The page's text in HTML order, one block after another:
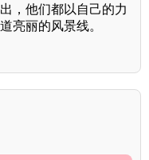
，他们都以自己的力
亮丽的风景线。